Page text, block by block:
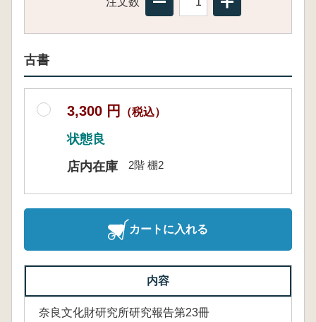
古書
3,300 円 （税込）
状態良
店内在庫
2階 棚2
カートに入れる
内容
奈良文化財研究所研究報告第23冊